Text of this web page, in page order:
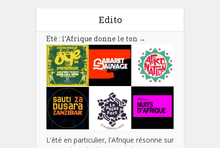
Edito
Eté : l’Afrique donne le ton →
L'été en particulier, l'Afrique résonne sur